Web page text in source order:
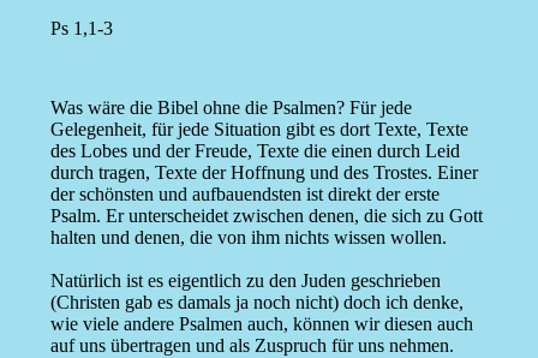
Ps 1,1-3
Was wäre die Bibel ohne die Psalmen? Für jede
Gelegenheit, für jede Situation gibt es dort Texte, Texte
des Lobes und der Freude, Texte die einen durch Leid
durch tragen, Texte der Hoffnung und des Trostes. Einer
der schönsten und aufbauendsten ist direkt der erste
Psalm. Er unterscheidet zwischen denen, die sich zu Gott
halten und denen, die von ihm nichts wissen wollen.
Natürlich ist es eigentlich zu den Juden geschrieben
(Christen gab es damals ja noch nicht) doch ich denke,
wie viele andere Psalmen auch, können wir diesen auch
auf uns übertragen und als Zuspruch für uns nehmen.